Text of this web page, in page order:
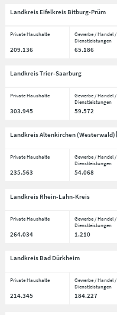
Landkreis Eifelkreis Bitburg-Prüm
Private Haushalte
Gewerbe / Handel /
Dienstleistungen
209.136 65.186
Landkreis Trier-Saarburg
Private Haushalte
Gewerbe / Handel /
Dienstleistungen
303.945 59.572
Landkreis Altenkirchen (Westerwald)
Private Haushalte
Gewerbe / Handel /
Dienstleistungen
235.563 54.068
Landkreis Rhein-Lahn-Kreis
Private Haushalte
Gewerbe / Handel /
Dienstleistungen
264.034 1.210
Landkreis Bad Dürkheim
Private Haushalte
Gewerbe / Handel /
Dienstleistungen
214.345 184.227